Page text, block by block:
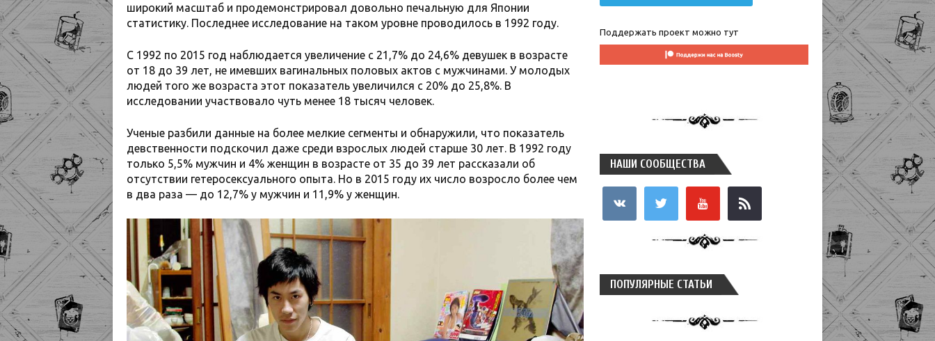
широкий масштаб и продемонстрировал довольно печальную для Японии
статистику. Последнее исследование на таком уровне проводилось в 1992 году.
С 1992 по 2015 год наблюдается увеличение с 21,7% до 24,6% девушек в возрасте
от 18 до 39 лет, не имевших вагинальных половых актов с мужчинами. У молодых
людей того же возраста этот показатель увеличился с 20% до 25,8%. В
исследовании участвовало чуть менее 18 тысяч человек.
Ученые разбили данные на более мелкие сегменты и обнаружили, что показатель
девственности подскочил даже среди взрослых людей старше 30 лет. В 1992 году
только 5,5% мужчин и 4% женщин в возрасте от 35 до 39 лет рассказали об
отсутствии гетеросексуального опыта. Но в 2015 году их число возросло более чем
в два раза — до 12,7% у мужчин и 11,9% у женщин.
Поддержать проект можно тут
НАШИ СООБЩЕСТВА
ПОПУЛЯРНЫЕ СТАТЬИ